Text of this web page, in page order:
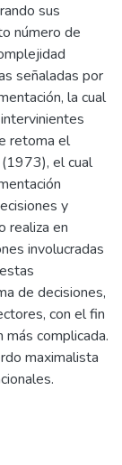
sus
número de
señaladas por
la cual
retoma el
el cual
y
realiza en
involucradas
de decisiones,
con el fin
complicada.
maximalista